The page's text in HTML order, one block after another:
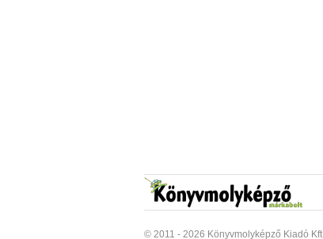
© 2011 - 2026 Könyvmolyképző Kiadó Kft..